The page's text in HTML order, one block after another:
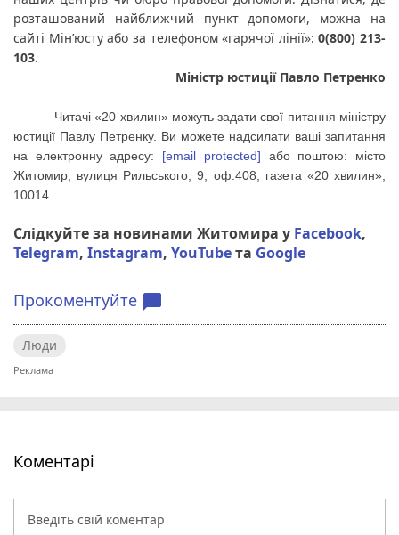
розташований найближчий пункт допомоги, можна на
сайті Мін’юсту або за телефоном «гарячої лінії»: 0(800) 213-
103.
Міністр юстиції Павло Петренко
Читачі «20 хвилин» можуть задати свої питання міністру
юстиції Павлу Петренку. Ви можете надсилати ваші запитання
на електронну адресу: [email protected] або поштою: місто
Житомир, вулиця Рильського, 9, оф.408, газета «20 хвилин»,
10014.
Слідкуйте за новинами Житомира у Facebook,
Telegram, Instagram, YouTubeта Google
Прокоментуйте chat_bubble
Люди
Коментарі